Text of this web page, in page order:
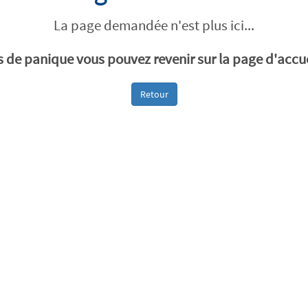
La page demandée n'est plus ici...
de panique vous pouvez revenir sur la page
Retour